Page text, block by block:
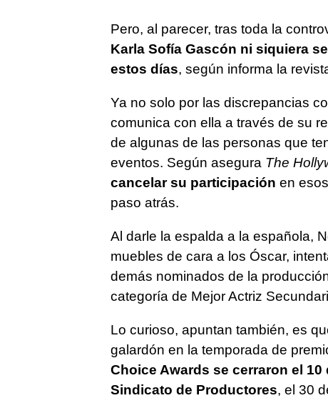
Pero, al parecer, tras toda la
Karla Sofía Gascón ni siquiera
estos días, según informa la
Ya no solo por las discrepancias
comunica con ella a través de su
de algunas de las personas que
eventos. Según asegura The
cancelar su participación en
paso atrás.
Al darle la espalda a la española,
muebles de cara a los Óscar,
demás nominados de la
categoría de Mejor Actriz
Lo curioso, apuntan también, es
galardón en la temporada de
Choice Awards se cerraron el 10
Sindicato de Productores, el 30